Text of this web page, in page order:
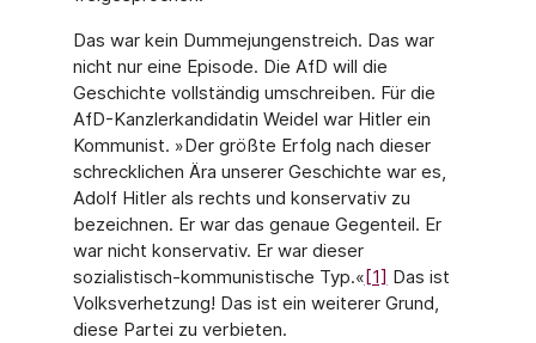
Das war kein Dummejungenstreich. Das war
nicht nur eine Episode. Die AfD will die
Geschichte vollständig umschreiben. Für die
AfD-Kanzlerkandidatin Weidel war Hitler ein
Kommunist. »Der größte Erfolg nach dieser
schrecklichen Ära unserer Geschichte war es,
Adolf Hitler als rechts und konservativ zu
bezeichnen. Er war das genaue Gegenteil. Er
war nicht konservativ. Er war dieser
sozialistisch-kommunistische Typ.«[1] Das ist
Volksverhetzung! Das ist ein weiterer Grund,
diese Partei zu verbieten.